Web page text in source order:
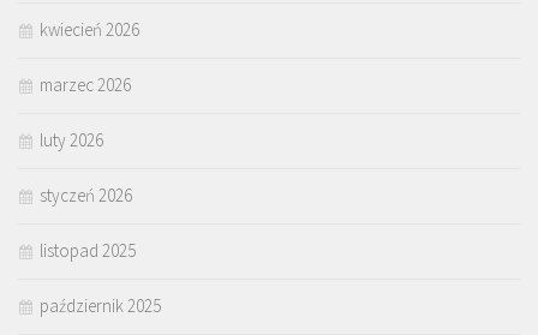
kwiecień 2026
marzec 2026
luty 2026
styczeń 2026
listopad 2025
październik 2025